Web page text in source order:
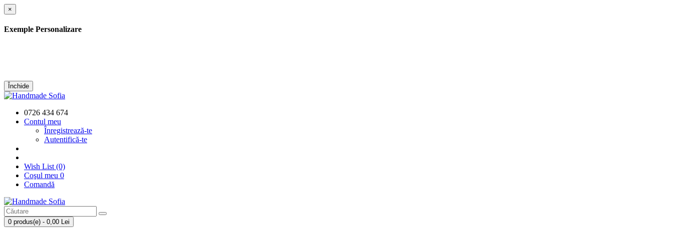
×
Exemple Personalizare
Închide
0726 434 674
Contul meu
Înregistrează-te
Autentifică-te
Wish List (0)
Coşul meu 0
Comandă
0 produs(e) - 0,00 Lei